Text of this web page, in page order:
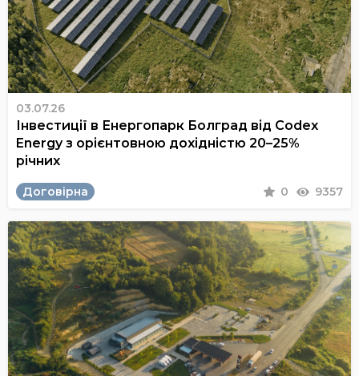
03.07.26
Інвестиції в Енергопарк Болград від Codex
Energy з орієнтовною дохідністю 20–25%
річних
Договірна 0 9357